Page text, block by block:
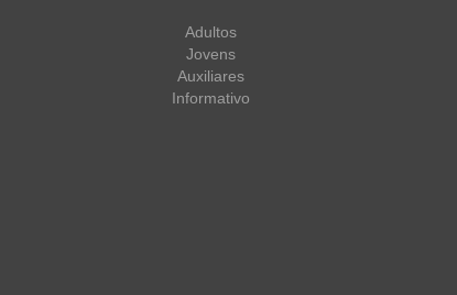
Adultos
Jovens
Auxiliares
Informativo